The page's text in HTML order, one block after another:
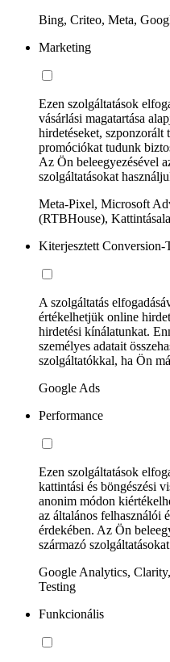
Bing, Criteo, Meta,
Marketing
Ezen szolgáltatások
vásárlási magatartása
hirdetéseket, szponzorált
promóciókat tudunk
Az Ön beleegyezésével
szolgáltatásokat
Meta-Pixel, Microsoft
(RTBHouse),
Kiterjesztett Conversion-
A szolgáltatás
értékelhetjük online
hirdetési kínálatunkat.
személyes adatait
szolgáltatókkal, ha Ön
Google Ads
Performance
Ezen szolgáltatások
kattintási és böngészési
anonim módon
az általános felhasználói
érdekében. Az Ön
származó
Google Analytics,
Testing
Funkcionális